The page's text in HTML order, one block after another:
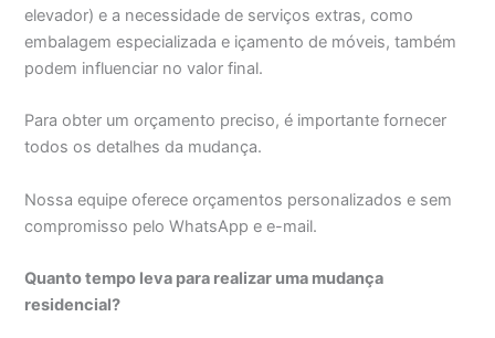
elevador) e a necessidade de serviços extras, como
embalagem especializada e içamento de móveis, também
podem influenciar no valor final.
Para obter um orçamento preciso, é importante fornecer
todos os detalhes da mudança.
Nossa equipe oferece orçamentos personalizados e sem
compromisso pelo WhatsApp e e-mail.
Quanto tempo leva para realizar uma mudança
residencial?